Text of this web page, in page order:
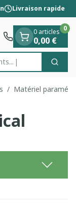
Livraison rapide
0 articles
0,00 €
0
/ Matériel